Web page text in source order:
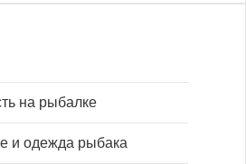
на рыбалке
и одежда рыбака